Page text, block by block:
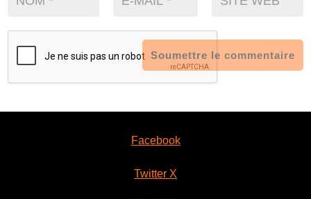
Soumettre le commentaire
Facebook
Twitter X